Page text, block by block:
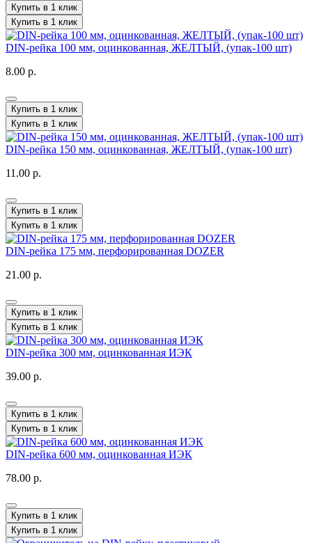
Купить в 1 клик
Купить в 1 клик
DIN-рейка 100 мм, оцинкованная, ЖЕЛТЫЙ, (упак-100 шт)
8.00 р.
Купить в 1 клик
Купить в 1 клик
DIN-рейка 150 мм, оцинкованная, ЖЕЛТЫЙ, (упак-100 шт)
11.00 р.
Купить в 1 клик
Купить в 1 клик
DIN-рейка 175 мм, перфорированная DOZER
21.00 р.
Купить в 1 клик
Купить в 1 клик
DIN-рейка 300 мм, оцинкованная ИЭК
39.00 р.
Купить в 1 клик
Купить в 1 клик
DIN-рейка 600 мм, оцинкованная ИЭК
78.00 р.
Купить в 1 клик
Купить в 1 клик